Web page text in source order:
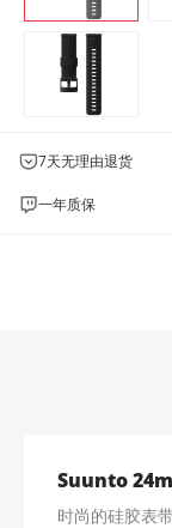
7天无理由退货
一年质保
时尚的硅胶表